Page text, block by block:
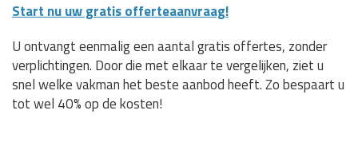
Start nu uw gratis offerteaanvraag!
U ontvangt eenmalig een aantal gratis offertes, zonder
verplichtingen. Door die met elkaar te vergelijken, ziet u
snel welke vakman het beste aanbod heeft. Zo bespaart u
tot wel 40% op de kosten!